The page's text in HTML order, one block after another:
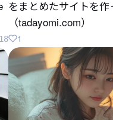
をまとめたサイトを作
（tadayomi.com）
1